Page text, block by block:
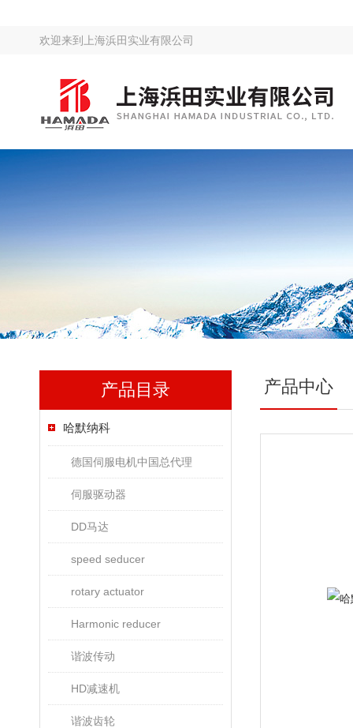
欢迎来到 上海浜田实业有限公司
产品目录
哈默纳科
德国伺服电机中国总代理
伺服驱动器
DD马达
speed seducer
rotary actuator
Harmonic reducer
谐波传动
HD减速机
谐波齿轮
产品中心